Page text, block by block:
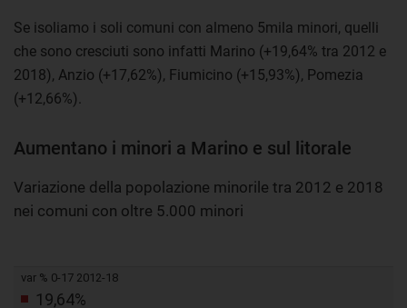
Se isoliamo i soli comuni con almeno 5mila minori, quelli
che sono cresciuti sono infatti Marino (+19,64% tra 2012 e
2018), Anzio (+17,62%), Fiumicino (+15,93%), Pomezia
(+12,66%).
Aumentano i minori a Marino e sul litorale
Variazione della popolazione minorile tra 2012 e 2018
nei comuni con oltre 5.000 minori